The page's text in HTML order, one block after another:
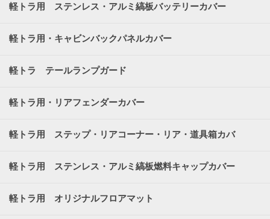
軽トラ用 ステンレス・アルミ縞板バッテリーカバー
軽トラ用・キャビンバックパネルカバー
軽トラ テールランプガード
軽トラ用・リアフェンダーカバー
軽トラ用 ステップ・リアコーナー・リア・道具箱カバ
軽トラ用 ステンレス・アルミ縞板燃料キャップカバー
軽トラ用 オリジナルフロアマット